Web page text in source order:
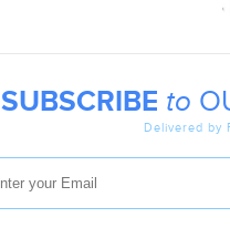
SUBSCRIBE to
Delivered by